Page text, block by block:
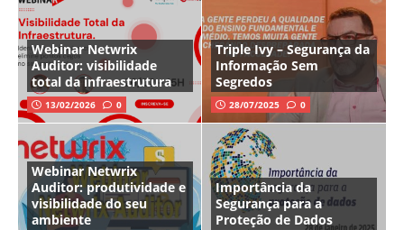
Webinar Netwrix
Auditor: visibilidade
total da infraestrutura
13/02/2026 0
Triple Ivy – Segurança da
Informação Sem
Segredos
28/07/2025 0
Webinar Netwrix
Auditor: produtividade e
visibilidade do seu
ambiente
Importância da
Segurança para a
Proteção de Dados